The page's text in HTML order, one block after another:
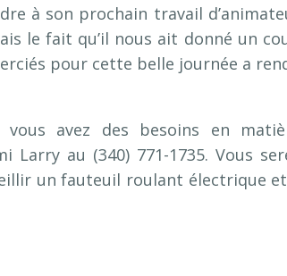
à son prochain travail
le fait qu’il nous ait donné un
pour cette belle journée a
avez des besoins en
au (340) 771-1735. Vous
un fauteuil roulant électrique